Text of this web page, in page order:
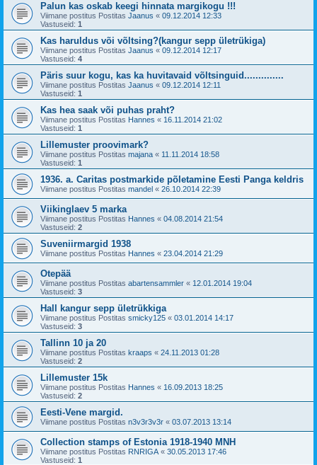
Palun kas oskab keegi hinnata margikogu !!!
Viimane postitus Postitas Jaanus « 09.12.2014 12:33
Vastuseid: 1
Kas haruldus või võltsing?(kangur sepp ületrükiga)
Viimane postitus Postitas Jaanus « 09.12.2014 12:17
Vastuseid: 4
Päris suur kogu, kas ka huvitavaid võltsinguid..............
Viimane postitus Postitas Jaanus « 09.12.2014 12:11
Vastuseid: 1
Kas hea saak või puhas praht?
Viimane postitus Postitas Hannes « 16.11.2014 21:02
Vastuseid: 1
Lillemuster proovimark?
Viimane postitus Postitas majana « 11.11.2014 18:58
Vastuseid: 1
1936. a. Caritas postmarkide põletamine Eesti Panga keldris
Viimane postitus Postitas mandel « 26.10.2014 22:39
Viikinglaev 5 marka
Viimane postitus Postitas Hannes « 04.08.2014 21:54
Vastuseid: 2
Suveniirmargid 1938
Viimane postitus Postitas Hannes « 23.04.2014 21:29
Otepää
Viimane postitus Postitas abartensammler « 12.01.2014 19:04
Vastuseid: 3
Hall kangur sepp ületrükkiga
Viimane postitus Postitas smicky125 « 03.01.2014 14:17
Vastuseid: 3
Tallinn 10 ja 20
Viimane postitus Postitas kraaps « 24.11.2013 01:28
Vastuseid: 2
Lillemuster 15k
Viimane postitus Postitas Hannes « 16.09.2013 18:25
Vastuseid: 2
Eesti-Vene margid.
Viimane postitus Postitas n3v3r3v3r « 03.07.2013 13:14
Collection stamps of Estonia 1918-1940 MNH
Viimane postitus Postitas RNRIGA « 30.05.2013 17:46
Vastuseid: 1